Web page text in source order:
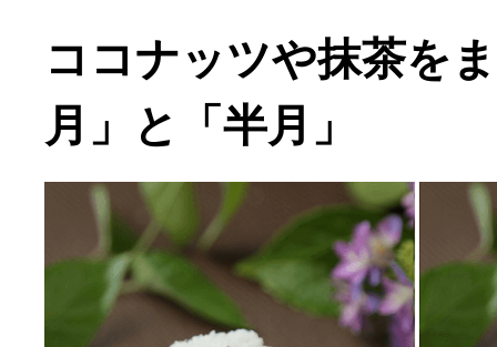
ココナッツや抹茶を
月」と「半月」